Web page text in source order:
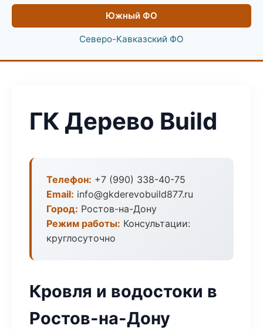
Южный ФО
Северо-Кавказский ФО
ГК Дерево Build
Телефон: +7 (990) 338-40-75
Email: info@gkderevobuild877.ru
Город: Ростов-на-Дону
Режим работы: Консультации:
круглосуточно
Кровля и водостоки в
Ростов-на-Дону